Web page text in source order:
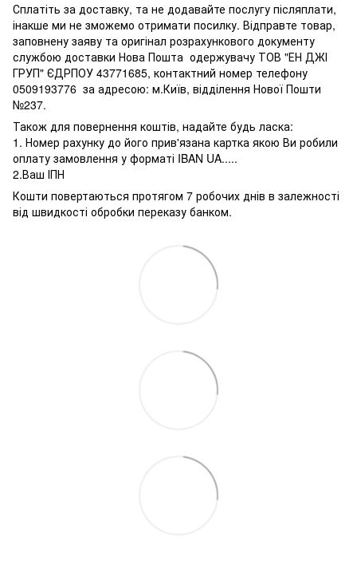
Сплатіть за доставку, та не додавайте послугу післяплати,
інакше ми не зможемо отримати посилку. Відправте товар,
заповнену заяву та оригінал розрахункового документу
службою доставки Нова Пошта одержувачу ТОВ "ЕН ДЖІ
ГРУП" ЄДРПОУ 43771685, контактний номер телефону
0509193776 за адресою: м.Київ, відділення Нової Пошти
№237.
Також для повернення коштів, надайте будь ласка:
1. Номер рахунку до його прив'язана картка якою Ви робили
оплату замовлення у форматі IBAN UA.....
2.Ваш ІПН
Кошти повертаються протягом 7 робочих днів в залежності
від швидкості обробки переказу банком.